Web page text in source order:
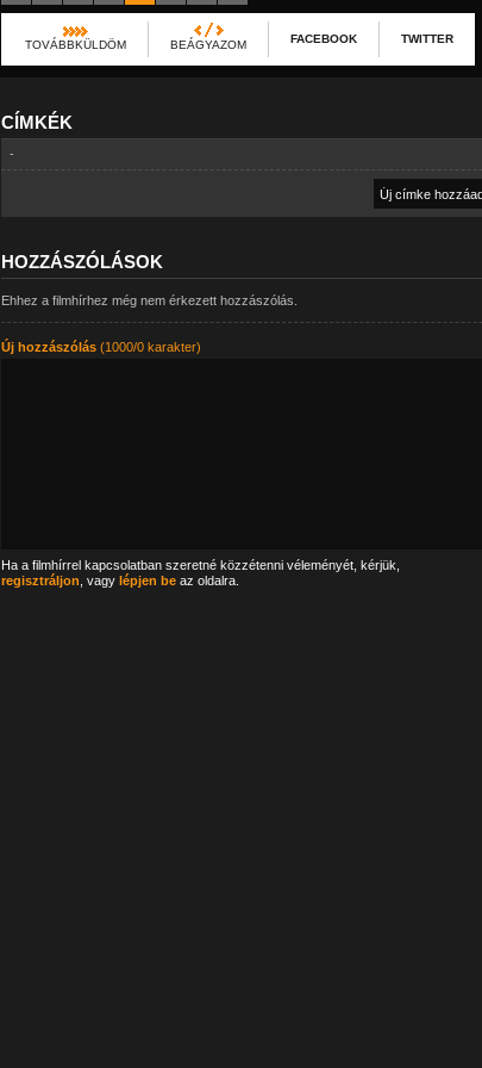
TOVÁBBKÜLDÖM BEÁGYAZOM FACEBOOK TWITTER
CÍMKÉK
-
HOZZÁSZÓLÁSOK
Ehhez a filmhírhez még nem érkezett hozzászólás.
Új hozzászólás(1000/0 karakter)
Ha a filmhírrel kapcsolatban szeretné közzétenni véleményét, kérjük,
regisztráljon , vagy lépjen beaz oldalra.